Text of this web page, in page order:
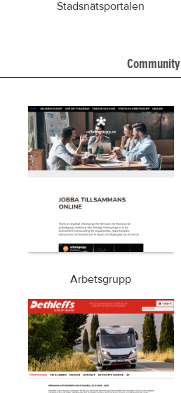
Stadsnätsportalen
Community
Arbetsgrupp